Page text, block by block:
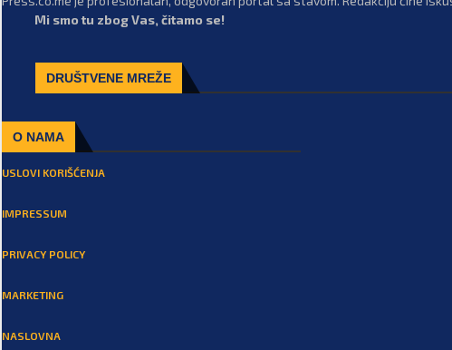
Mi smo tu zbog Vas, čitamo se!
DRUŠTVENE MREŽE
O NAMA
USLOVI KORIŠĆENJA
IMPRESSUM
PRIVACY POLICY
MARKETING
NASLOVNA